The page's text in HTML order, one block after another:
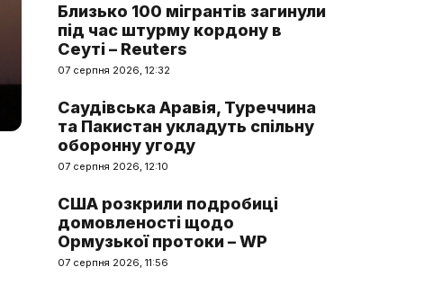
Близько 100 мігрантів загинули
під час штурму кордону в
Сеуті – Reuters
07 серпня 2026, 12:32
Саудівська Аравія, Туреччина
та Пакистан укладуть спільну
оборонну угоду
07 серпня 2026, 12:10
США розкрили подробиці
домовленості щодо
Ормузької протоки – WP
07 серпня 2026, 11:56